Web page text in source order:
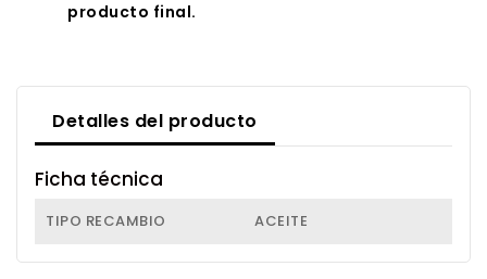
producto final.
Detalles del producto
Ficha técnica
TIPO RECAMBIO ACEITE